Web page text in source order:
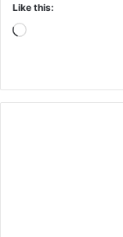
Like this:
Loading…